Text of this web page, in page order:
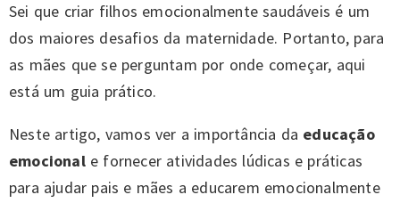
Sei que criar filhos emocionalmente saudáveis é um
dos maiores desafios da maternidade. Portanto, para
as mães que se perguntam por onde começar, aqui
está um guia prático.
Neste artigo, vamos ver a importância da educação
emocionale fornecer atividades lúdicas e práticas
para ajudar pais e mães a educarem emocionalmente